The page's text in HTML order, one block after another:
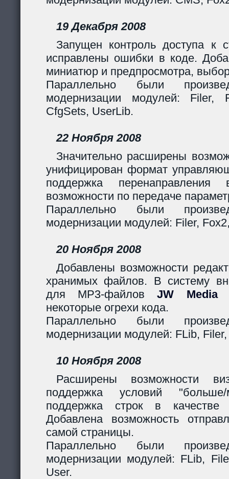
19 Декабря 2008
Запущен контроль доступа к
исправлены ошибки в коде.
миниатюр и предпросмотра,
Параллельно были
модернизации модулей: Filer,
CfgSets, UserLib.
22 Ноября 2008
Значительно расширены
унифицирован формат
поддержка
возможности по передаче
Параллельно были
модернизации модулей: Filer,
20 Ноября 2008
Добавлены возможности
хранимых файлов. В систему
для MP3-файловJW Media
некоторые огрехи кода.
Параллельно были
модернизации модулей: FLib,
10 Ноября 2008
Расширены возможности
поддержка условий
поддержка строк в качестве
Добавлена возможность
самой страницы.
Параллельно были
модернизации модулей: FLib,
User.